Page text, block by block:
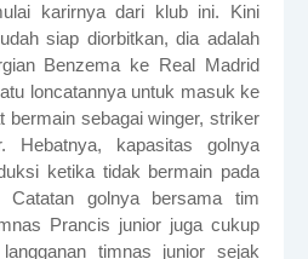
karirnya dari klub ini. Kini
siap diorbitkan, dia adalah
Benzema ke Real Madrid
loncatannya untuk masuk ke
bermain sebagai winger, striker
Hebatnya, kapasitas golnya
ketika tidak bermain pada
Catatan golnya bersama tim
Prancis junior juga cukup
timnas junior sejak